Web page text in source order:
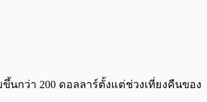
นกว่า 200 ดอลลาร์ตั้งแต่ช่วงเที่ยงคืนของ